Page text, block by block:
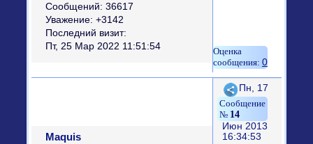
Сообщений: 36617
Уважение: +3142
Последний визит:
Пт, 25 Мар 2022 11:51:54
0
Поделиться
14
Пн, 17
Июн 2013
16:34:53
Maquis